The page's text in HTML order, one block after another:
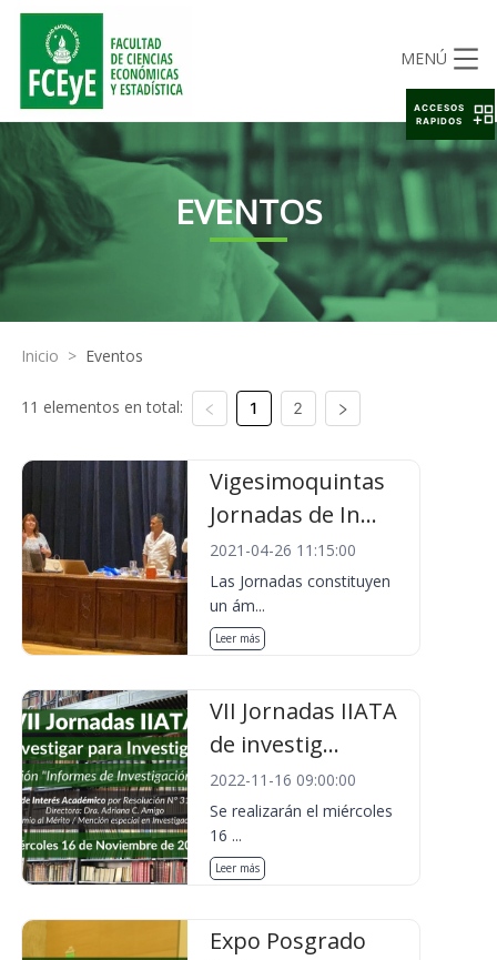
MENÚ
EVENTOS
Inicio > Eventos
11 elementos en total: 1 2
Vigesimoquintas
Jornadas de In...
2021-04-26 11:15:00
Las Jornadas constituyen
un ám...
Leer más
VII Jornadas IIATA
de investig...
2022-11-16 09:00:00
Se realizarán el miércoles
16 ...
Leer más
Expo Posgrado
ACCESOS
RAPIDOS